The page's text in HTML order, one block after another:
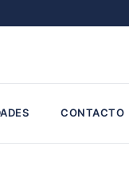
CONTACTO